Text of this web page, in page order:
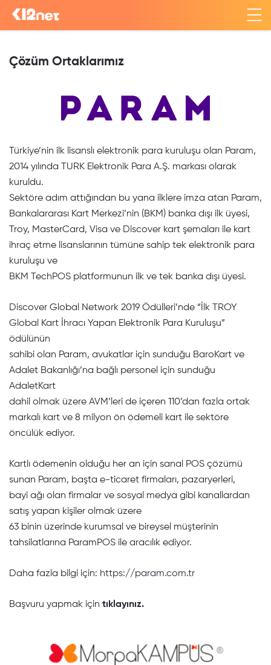
Çözüm Ortaklarımız
Türkiye’nin ilk lisanslı elektronik para kuruluşu olan Param,
2014 yılında TURK Elektronik Para A.Ş. markası olarak
kuruldu.
Sektöre adım attığından bu yana ilklere imza atan Param,
Bankalararası Kart Merkezi’nin (BKM) banka dışı ilk üyesi,
Troy, MasterCard, Visa ve Discover kart şemaları ile kart
ihraç etme lisanslarının tümüne sahip tek elektronik para
kuruluşu ve
BKM TechPOS platformunun ilk ve tek banka dışı üyesi.
Discover Global Network 2019 Ödülleri’nde “İlk TROY
Global Kart İhracı Yapan Elektronik Para Kuruluşu”
ödülünün
sahibi olan Param, avukatlar için sunduğu BaroKart ve
Adalet Bakanlığı’na bağlı personel için sunduğu
AdaletKart
dahil olmak üzere AVM’leri de içeren 110’dan fazla ortak
markalı kart ve 8 milyon ön ödemeli kart ile sektöre
öncülük ediyor.
Kartlı ödemenin olduğu her an için sanal POS çözümü
sunan Param, başta e-ticaret firmaları, pazaryerleri,
bayi ağı olan firmalar ve sosyal medya gibi kanallardan
satış yapan kişiler olmak üzere
63 binin üzerinde kurumsal ve bireysel müşterinin
tahsilatlarına ParamPOS ile aracılık ediyor.
Daha fazla bilgi için: https://param.com.tr
Başvuru yapmak için tıklayınız.